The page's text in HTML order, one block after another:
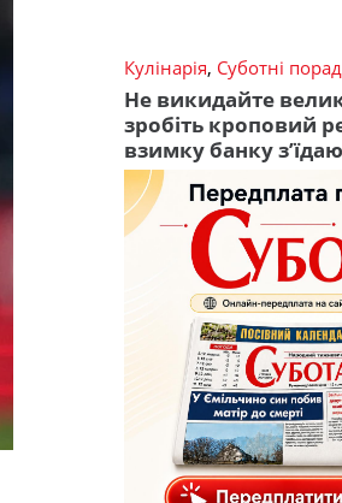
Кулінарія, Суботні
Не викидайте
зробіть кроповий
взимку банку